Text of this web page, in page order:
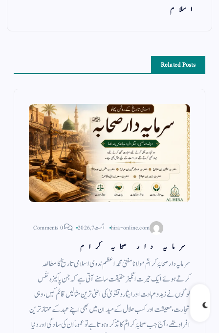
اسلام
Related Posts
hira-online.com اگست 7, 2026 0 Comments
سرمایہ دار صحابہ کرام
سرمایہ دار صحابۂ کرامؓ مولانا مفتی محمد اعظم ندوی اسلامی تاریخ کا مطالعہ
کرتے ہوئے ایک حیرت انگیز حقیقت سامنے آتی ہے کہ جن پاکیزہ نفَس
لوگوں نے زہد وعبادت اور ایثار وتقویٰ کی اعلیٰ ترین مثالیں قائم کیں، وہی
تجارت، معیشت اور کسب حلال کے میدان میں بھی اپنے عہد کے ممتاز ترین
افراد تھے، آج جب صحابۂ کرامؓ کا تذکرہ ہوتا ہے تو عموماً ان کی سادگی اور دنیا